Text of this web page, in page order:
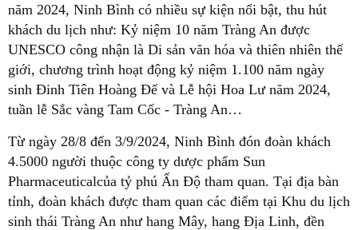
năm 2024, Ninh Bình có nhiều sự kiện nổi bật, thu hút
khách du lịch như: Kỷ niệm 10 năm Tràng An được
UNESCO công nhận là Di sản văn hóa và thiên nhiên thế
giới, chương trình hoạt động kỷ niệm 1.100 năm ngày
sinh Đinh Tiên Hoàng Đế và Lễ hội Hoa Lư năm 2024,
tuần lễ Sắc vàng Tam Cốc - Tràng An…
Từ ngày 28/8 đến 3/9/2024, Ninh Bình đón đoàn khách
4.5000 người thuộc công ty dược phẩm Sun
Pharmaceuticalcủa tỷ phú Ấn Độ tham quan. Tại địa bàn
tỉnh, đoàn khách được tham quan các điểm tại Khu du lịch
sinh thái Tràng An như hang Mây, hang Địa Linh, đền